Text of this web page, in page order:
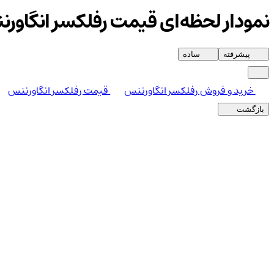
نمودار لحظه‌ای قیمت رفلکسر
پیشرفته ساده
خرید و فروش رفلکسر انگاورننس قیمت رفلکسر انگاورننس
بازگشت